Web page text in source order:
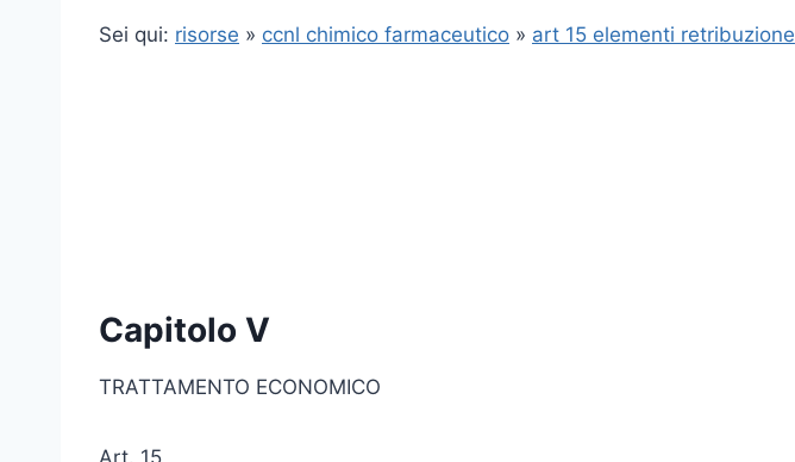
Sei qui: risorse » ccnl chimico farmaceutico » art 15 elementi retribuzione
Capitolo V
TRATTAMENTO ECONOMICO
Art. 15